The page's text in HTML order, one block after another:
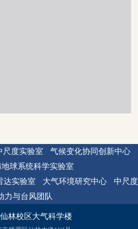
尺度实验室
气候变化协同创新中心
球系统科学实验室
达实验室 大气环境研究中心
中尺度
力与台风团队
林校区大气科学楼